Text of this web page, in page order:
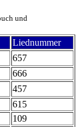
und
Liednummer
657
666
457
615
109